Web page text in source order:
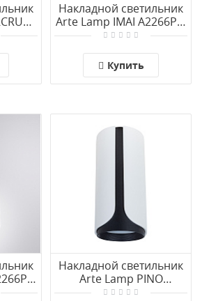
Накладной светильник
Arte Lamp IMAI A2266PL-
1WH
Купить
Накладной светильник
Arte Lamp PINO
A7376PL-1WH